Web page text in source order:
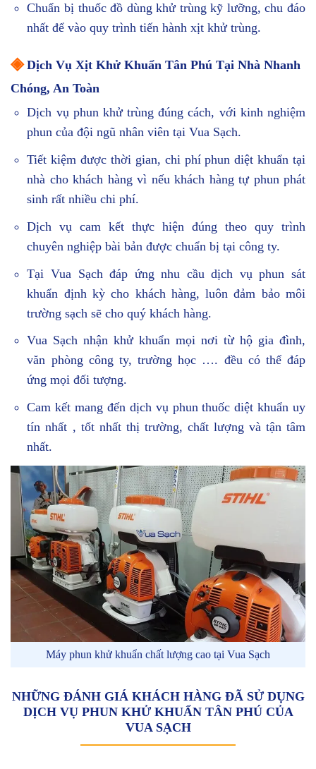
Chuẩn bị thuốc đồ dùng khử trùng kỹ lưỡng, chu đáo
nhất để vào quy trình tiến hành xịt khử trùng.
◈Dịch Vụ Xịt Khử Khuẩn Tân Phú Tại Nhà Nhanh
Chóng, An Toàn
Dịch vụ phun khử trùng đúng cách, với kinh nghiệm
phun của đội ngũ nhân viên tại Vua Sạch.
Tiết kiệm được thời gian, chi phí phun diệt khuẩn tại
nhà cho khách hàng vì nếu khách hàng tự phun phát
sinh rất nhiều chi phí.
Dịch vụ cam kết thực hiện đúng theo quy trình
chuyên nghiệp bài bản được chuẩn bị tại công ty.
Tại Vua Sạch đáp ứng nhu cầu dịch vụ phun sát
khuẩn định kỳ cho khách hàng, luôn đảm bảo môi
trường sạch sẽ cho quý khách hàng.
Vua Sạch nhận khử khuẩn mọi nơi từ hộ gia đình,
văn phòng công ty, trường học …. đều có thể đáp
ứng mọi đối tượng.
Cam kết mang đến dịch vụ phun thuốc diệt khuẩn uy
tín nhất , tốt nhất thị trường, chất lượng và tận tâm
nhất.
Máy phun khử khuẩn chất lượng cao tại Vua Sạch
NHỮNG ĐÁNH GIÁ KHÁCH HÀNG ĐÃ SỬ DỤNG
DỊCH VỤ PHUN KHỬ KHUẨN TÂN PHÚ CỦA
VUA SẠCH